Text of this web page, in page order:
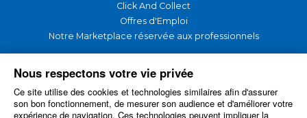
Click And Collect
Offres d'Emploi
Notre Marketplace réservée aux professionnels
NOTRE GROUPE
Nos Produits
Nos Services
Nous respectons votre vie privée
Ce site utilise des cookies et technologies similaires afin d'assurer
son bon fonctionnement, de mesurer son audience et d'améliorer votre
expérience de navigation. Ces technologies peuvent impliquer la